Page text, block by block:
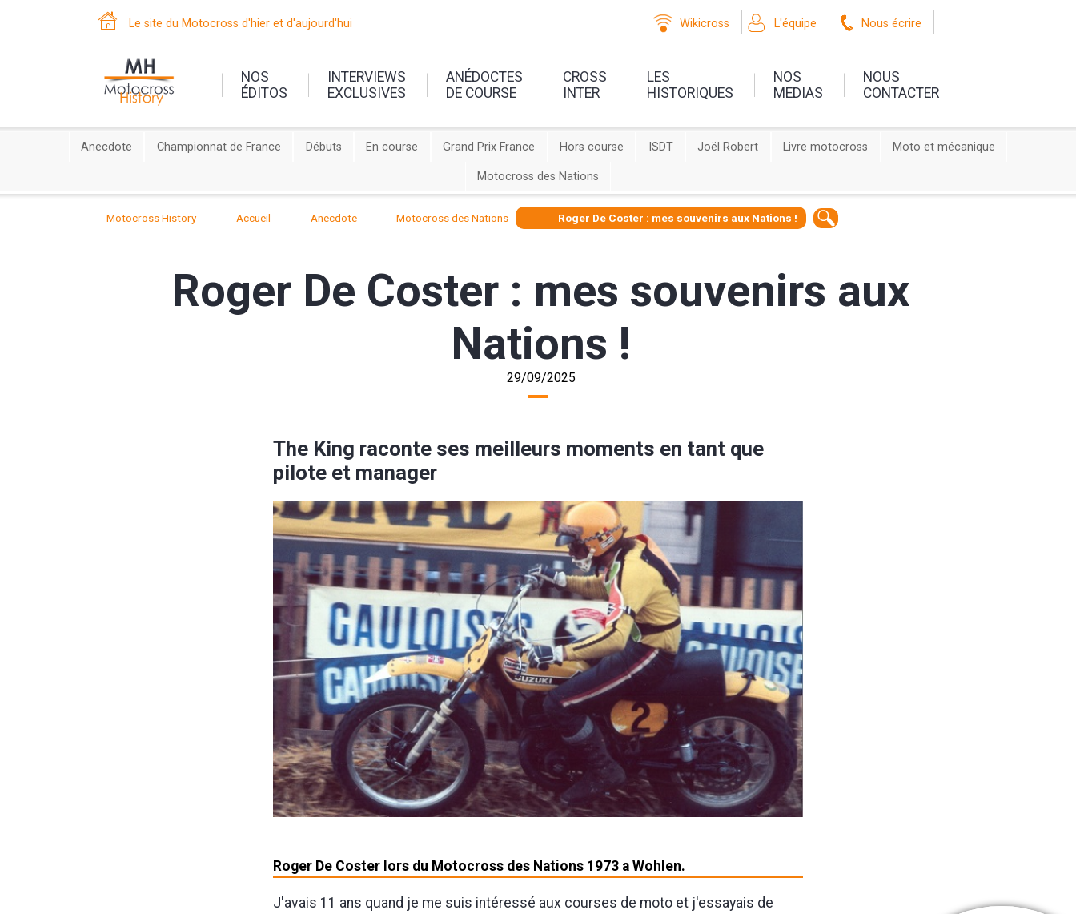
Le site du Motocross d'hier et d'aujourd'hui Wikicross L'équipe Nous écrire
NOS
ÉDITOS
INTERVIEWS
EXCLUSIVES
ANÉDOCTES
DE COURSE
CROSS
INTER
LES
HISTORIQUES
NOS
MEDIAS
NOUS
CONTACTER
Anecdote Championnat de France Débuts En course Grand Prix France Hors course ISDT Joël Robert Livre motocross Moto et mécanique
Motocross des Nations
Motocross History Accueil Anecdote Motocross des Nations Roger De Coster : mes souvenirs aux Nations !
Roger De Coster : mes souvenirs aux
Nations !
29/09/2025
The King raconte ses meilleurs moments en tant que
pilote et manager
Roger De Coster lors du Motocross des Nations 1973 a Wohlen.
J'avais 11 ans quand je me suis intéressé aux courses de moto et j'essayais de